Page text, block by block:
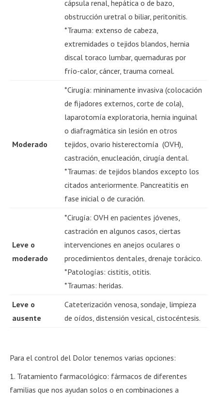
cápsula renal, hepática o de bazo,
obstrucción uretral o biliar, peritonitis.
*Trauma: extenso de cabeza,
extremidades o tejidos blandos, hernia
discal toraco lumbar, quemaduras por
frío-calor, cáncer, trauma corneal.
Moderado
*Cirugía: mininamente invasiva (colocación
de fijadores externos, corte de cola),
laparotomía exploratoria, hernia inguinal
o diafragmática sin lesión en otros
tejidos, ovario histerectomía (OVH),
castración, enucleación, cirugía dental.
*Traumas: de tejidos blandos excepto los
citados anteriormente. Pancreatitis en
fase inicial o de curación.
Leve o
moderado
*Cirugía: OVH en pacientes jóvenes,
castración en algunos casos, ciertas
intervenciones en anejos oculares o
procedimientos dentales, drenaje torácico.
*Patologías: cistitis, otitis.
*Traumas: heridas.
Leve o
ausente
Cateterización venosa, sondaje, limpieza
de oídos, distensión vesical, cistocéntesis.
Para el control del Dolor tenemos varias opciones:
1. Tratamiento farmacológico: fármacos de diferentes
familias que nos ayudan solos o en combinaciones a